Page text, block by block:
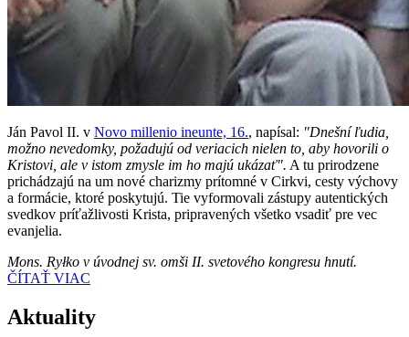
Ján Pavol II. v Novo millenio ineunte, 16., napísal: "Dnešní ľudia,
možno nevedomky, požadujú od veriacich nielen to, aby hovorili o
Kristovi, ale v istom zmysle im ho majú ukázať". A tu prirodzene
prichádzajú na um nové charizmy prítomné v Cirkvi, cesty výchovy
a formácie, ktoré poskytujú. Tie vyformovali zástupy autentických
svedkov príťažlivosti Krista, pripravených všetko vsadiť pre vec
evanjelia.
Mons. Ryłko v úvodnej sv. omši II. svetového kongresu hnutí.
ČÍTAŤ VIAC
Aktuality